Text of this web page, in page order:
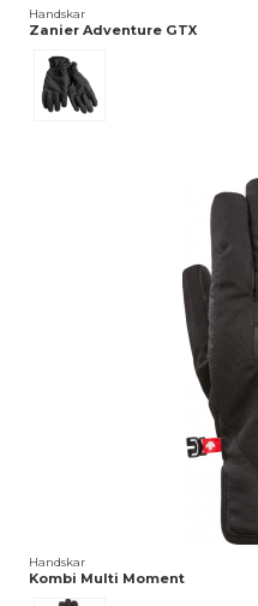
Handskar
Zanier Adventure GTX
Svart
Handskar
Kombi Multi Moment